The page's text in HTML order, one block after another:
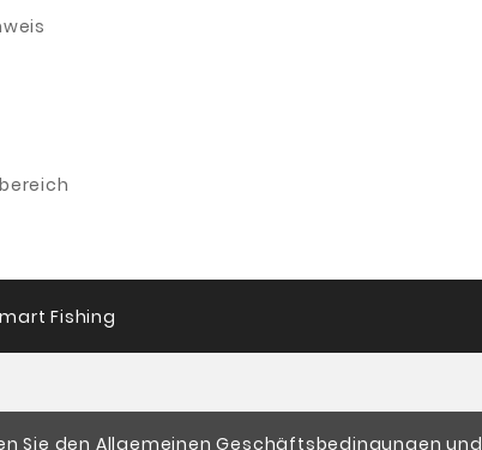
Sie den Allgemeinen Geschäftsbedingungen und
Fishing